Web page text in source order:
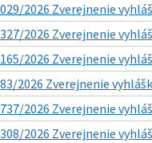
2026 Zverejnenie
2026 Zverejnenie
2026 Zverejnenie
2026 Zverejnenie
2026 Zverejnenie
2026 Zverejnenie